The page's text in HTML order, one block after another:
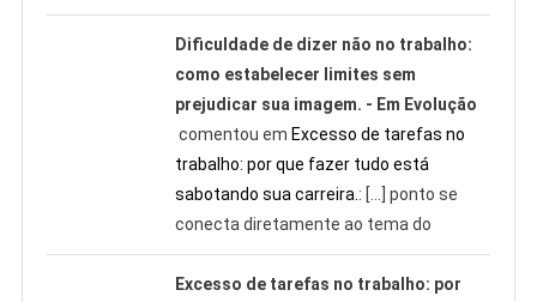
Dificuldade de dizer não no trabalho:
como estabelecer limites sem
prejudicar sua imagem. - Em Evolução
comentou emExcesso de tarefas no
trabalho: por que fazer tudo está
sabotando sua carreira. : […] ponto se
conecta diretamente ao tema do
Excesso de tarefas no trabalho: por